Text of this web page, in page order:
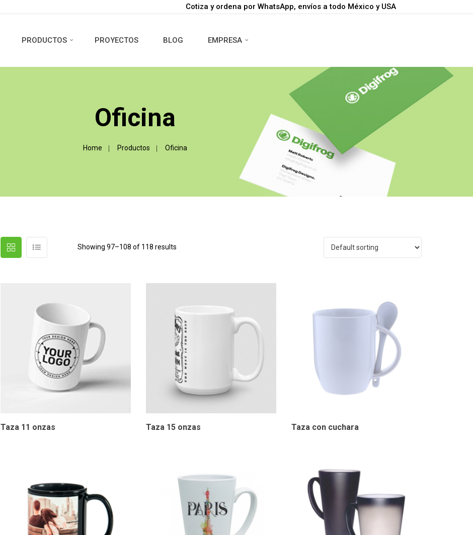
Cotiza y ordena por WhatsApp, envíos a todo México y USA
PRODUCTOS PROYECTOS BLOG EMPRESA
Oficina
Home Productos Oficina
Showing 97–108 of 118 results
Taza 11 onzas Taza 15 onzas Taza con cuchara